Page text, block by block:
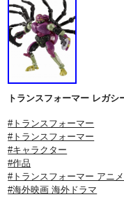
トランスフォーマー レガ
#トランスフォーマー
#トランスフォーマー
#キャラクター
#作品
#トランスフォーマー アニ
#海外映画 海外ドラマ